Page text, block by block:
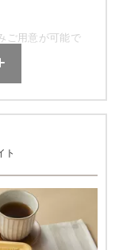
ゲッティ
質：13.7g、脂
ナトリウム：
：178mg、食
ご用意が可能で
ｇ
ト